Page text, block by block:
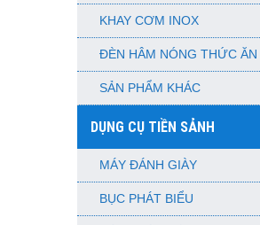
KHAY CƠM INOX
ĐÈN HÂM NÓNG THỨC ĂN
SẢN PHẨM KHÁC
DỤNG CỤ TIỀN SẢNH
MÁY ĐÁNH GIÀY
BỤC PHÁT BIỂU